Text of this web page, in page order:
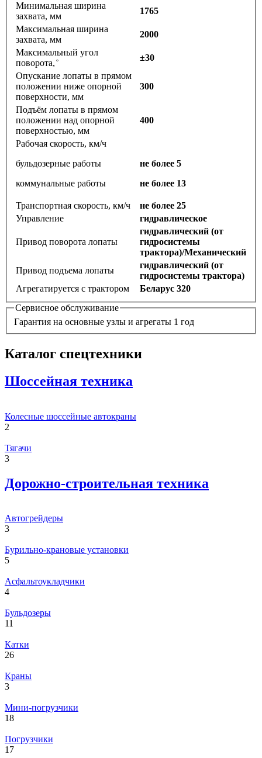
Минимальная ширина
захвата, мм
1765
Максимальная ширина
захвата, мм
2000
Максимальный угол
поворота, ̊
±30
Опускание лопаты в прямом
положении ниже опорной
поверхности, мм
300
Подъём лопаты в прямом
положении над опорной
поверхностью, мм
400
Рабочая скорость, км/ч
бульдозерные работы
коммунальные работы
не более 5
не более 13
Транспортная скорость, км/ч
не более 25
Управление
гидравлическое
Привод поворота лопаты
гидравлический (от
гидросистемы
трактора)/Механический
Привод подъема лопаты
гидравлический (от
гидросистемы трактора)
Агрегатируется с трактором
Беларус 320
Сервисное обслуживание
Гарантия на основные узлы и агрегаты 1 год
Каталог спецтехники
Шоссейная техника
Колесные шоссейные автокраны
2
Тягачи
3
Дорожно-строительная техника
Автогрейдеры
3
Бурильно-крановые установки
5
Асфальтоукладчики
4
Бульдозеры
11
Катки
26
Краны
3
Мини-погрузчики
18
Погрузчики
17